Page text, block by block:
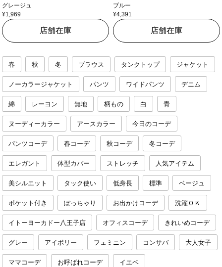
グレージュ
¥1,969
店舗在庫
ブルー
¥4,391
店舗在庫
春 秋 冬 ブラウス タンクトップ ジャケット
ノーカラージャケット パンツ ワイドパンツ デニム
綿 レーヨン 無地 柄もの 白 青
ヌーディーカラー アースカラー 今日のコーデ
パンツコーデ 春コーデ 秋コーデ 冬コーデ
エレガント 体型カバー ストレッチ 人気アイテム
美シルエット タック使い 低身長 標準 ベージュ
ポケット付き ぽっちゃり お出かけコーデ 洗濯ＯＫ
イトーヨーカドー八王子店 オフィスコーデ きれいめコーデ
グレー アイボリー フェミニン コンサバ 大人女子
ママコーデ お呼ばれコーデ イエベ